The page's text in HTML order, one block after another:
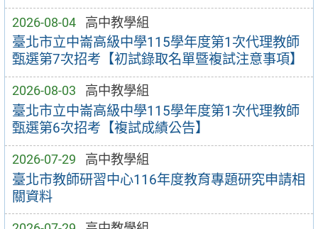
2026-08-04 高中教學組
臺北市立中崙高級中學115學年度第1次代理教師
甄選第7次招考【初試錄取名單暨複試注意事項】
2026-08-03 高中教學組
臺北市立中崙高級中學115學年度第1次代理教師
甄選第6次招考【複試成績公告】
2026-07-29 高中教學組
臺北市教師研習中心116年度教育專題研究申請相
關資料